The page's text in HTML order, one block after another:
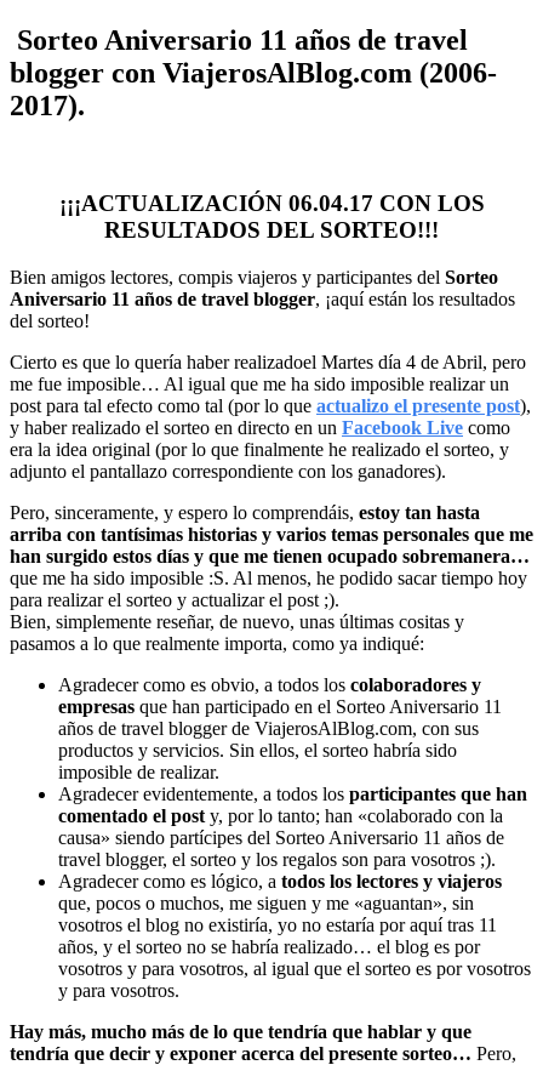
Sorteo Aniversario 11 años de travel
blogger con ViajerosAlBlog.com (2006-
2017).
¡¡¡ACTUALIZACIÓN 06.04.17 CON LOS
RESULTADOS DEL SORTEO!!!
Bien amigos lectores, compis viajeros y participantes del Sorteo
Aniversario 11 años de travel blogger, ¡aquí están los resultados
del sorteo!
Cierto es que lo quería haber realizadoel Martes día 4 de Abril, pero
me fue imposible… Al igual que me ha sido imposible realizar un
post para tal efecto como tal (por lo que actualizo el presente post),
y haber realizado el sorteo en directo en un Facebook Live como
era la idea original (por lo que finalmente he realizado el sorteo, y
adjunto el pantallazo correspondiente con los ganadores).
Pero, sinceramente, y espero lo comprendáis, estoy tan hasta
arriba con tantísimas historias y varios temas personales que me
han surgido estos días y que me tienen ocupado sobremanera…
que me ha sido imposible :S. Al menos, he podido sacar tiempo hoy
para realizar el sorteo y actualizar el post ;).
Bien, simplemente reseñar, de nuevo, unas últimas cositas y
pasamos a lo que realmente importa, como ya indiqué:
Agradecer como es obvio, a todos los colaboradores y
empresas que han participado en el Sorteo Aniversario 11
años de travel blogger de ViajerosAlBlog.com, con sus
productos y servicios. Sin ellos, el sorteo habría sido
imposible de realizar.
Agradecer evidentemente, a todos los participantes que han
comentado el post y, por lo tanto; han «colaborado con la
causa» siendo partícipes del Sorteo Aniversario 11 años de
travel blogger, el sorteo y los regalos son para vosotros ;).
Agradecer como es lógico, a todos los lectores y viajeros
que, pocos o muchos, me siguen y me «aguantan», sin
vosotros el blog no existiría, yo no estaría por aquí tras 11
años, y el sorteo no se habría realizado… el blog es por
vosotros y para vosotros, al igual que el sorteo es por vosotros
y para vosotros.
Hay más, mucho más de lo que tendría que hablar y que
tendría que decir y exponer acerca del presente sorteo… Pero,